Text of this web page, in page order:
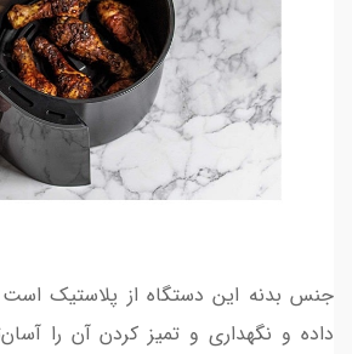
جنس بدنه این دستگاه از پلاستیک
داده و نگهداری و تمیز کردن آن را